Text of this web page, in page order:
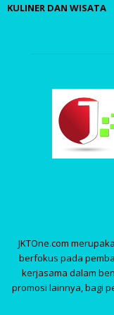
KULINER DAN WISATA
JKTOne.com
berfokus pada
kerjasama dalam
promosi lainnya, bagi